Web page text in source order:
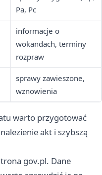
Pa, Pc
informacje o
wokandach, terminy
rozpraw
sprawy zawieszone,
wznowienia
warto przygotować
akt i szybszą
gov.pl. Dane